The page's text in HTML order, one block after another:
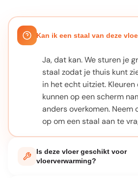
Kan ik een staal van deze
Ja, dat kan. We sturen je
staal zodat je thuis kunt
in het echt uitziet.
kunnen op een scherm
anders overkomen. Neem
op om een staal aan te
Is deze vloer geschikt voor
vloerverwarming?